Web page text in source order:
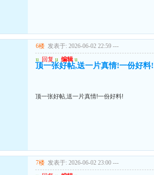
6楼 发表于: 2026-06-02 22:59 ---
u 回复 u 编辑 u
顶一张好帖,送一片真情!一份好料!
顶一张好帖,送一片真情!一份好料!
7楼 发表于: 2026-06-02 23:00 ---